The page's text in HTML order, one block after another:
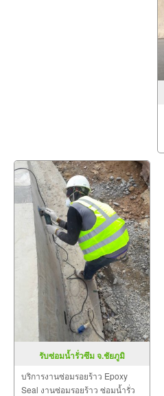
รับซ่อมน้ำรั่วซึม จ.ชัยภูมิ
บริการงานซ่อมรอยร้าว Epoxy
Seal งานซ่อมรอยร้าว ซ่อมน้ำรั่ว